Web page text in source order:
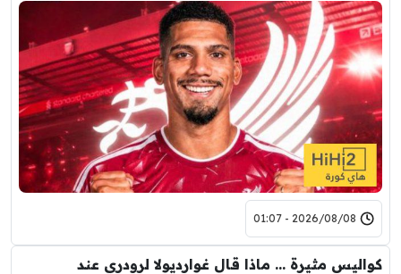
2026/08/08 - 01:07
كواليس مثيرة … ماذا قال غوارديولا لرودري عند